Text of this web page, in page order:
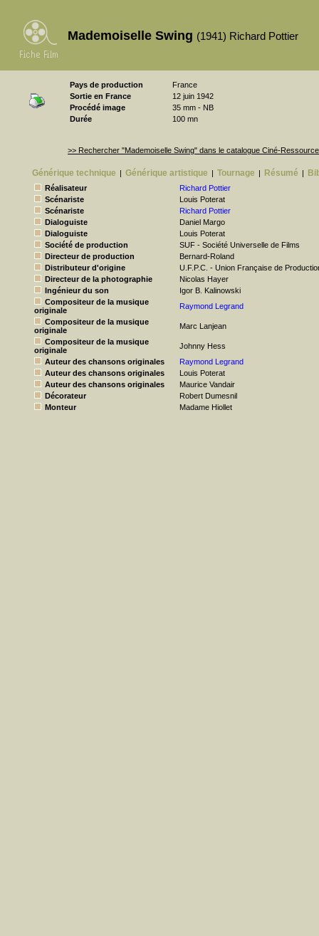
Mademoiselle Swing (1941) Richard Pottier
Pays de production
France
Sortie en France
12 juin 1942
Procédé image
35 mm - NB
Durée
100 mn
>> Rechercher "Mademoiselle Swing" dans le catalogue Ciné-
Générique technique | Générique artistique | Tournage | Résumé |
Réalisateur
Richard Pottier
Scénariste
Louis Poterat
Scénariste
Richard Pottier
Dialoguiste
Daniel Margo
Dialoguiste
Louis Poterat
Société de production
SUF - Société Universelle de Films
Directeur de production
Bernard-Roland
Distributeur d'origine
U.F.P.C. - Union Française de
Directeur de la photographie
Nicolas Hayer
Ingénieur du son
Igor B. Kalinowski
Compositeur de la musique
originale
Raymond Legrand
Compositeur de la musique
originale
Marc Lanjean
Compositeur de la musique
originale
Johnny Hess
Auteur des chansons originales
Raymond Legrand
Auteur des chansons originales
Louis Poterat
Auteur des chansons originales
Maurice Vandair
Décorateur
Robert Dumesnil
Monteur
Madame Hiollet